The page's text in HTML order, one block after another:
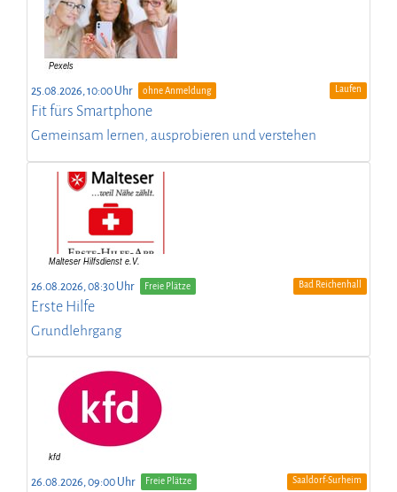
25.08.2026, 10:00 Uhr ohne Anmeldung Laufen
Fit fürs Smartphone
Gemeinsam lernen, ausprobieren und verstehen
26.08.2026, 08:30 Uhr Freie Plätze Bad Reichenhall
Erste Hilfe
Grundlehrgang
26.08.2026, 09:00 Uhr Freie Plätze Saaldorf-Surheim